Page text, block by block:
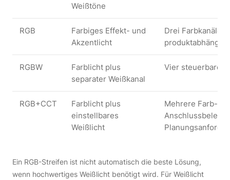
Weißtöne
RGB
Farbiges Effekt- und
Akzentlicht
Drei Farbkanäle;
produktabhängig
RGBW
Farblicht plus
separater Weißkanal
Vier steuerbare
RGB+CCT
Farblicht plus
einstellbares
Weißlicht
Mehrere Farb-
Ein RGB-Streifen ist nicht automatisch die beste Lösung,
wenn hochwertiges Weißlicht benötigt wird. Für Weißlicht